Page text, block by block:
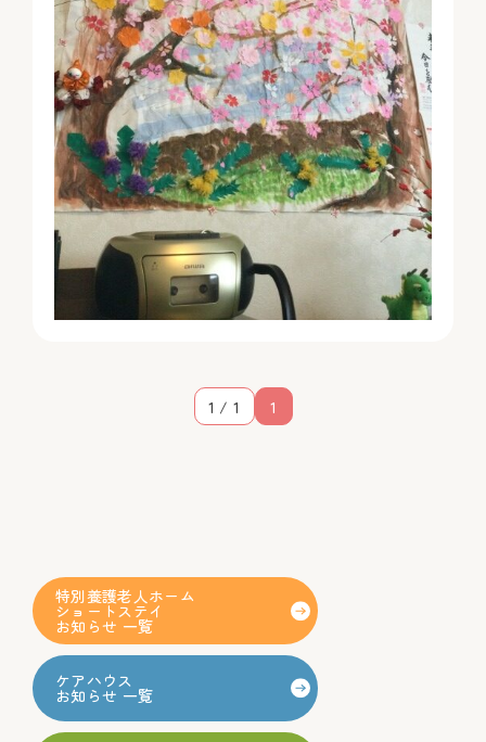
1 / 1 1
特別養護老人ホーム
ショートステイ
お知らせ 一覧
ケアハウス
お知らせ 一覧